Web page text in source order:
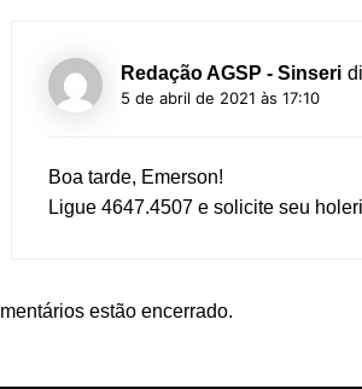
Redação AGSP - Sinseri
5 de abril de 2021 às 17:10
Boa tarde, Emerson!
Ligue 4647.4507 e solicite seu
estão encerrado.